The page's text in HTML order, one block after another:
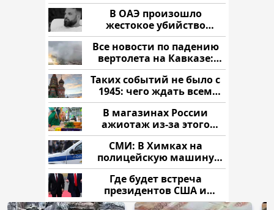
В ОАЭ произошло
жестокое убийство
криптомиллионера
Все новости по падению
вертолета на Кавказе:
читать здесь
Таких событий не было с
1945: чего ждать всем
нам?
В магазинах России
ажиотаж из-за этого
продукта: что купить?
СМИ: В Химках на
полицейскую машину
напали и подожгли.
Где будет встреча
президентов США и
России: Европа?